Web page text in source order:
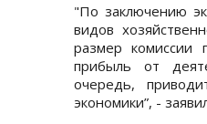
"По заключению
видов
размер комиссии
прибыль от
очередь,
экономики”, -